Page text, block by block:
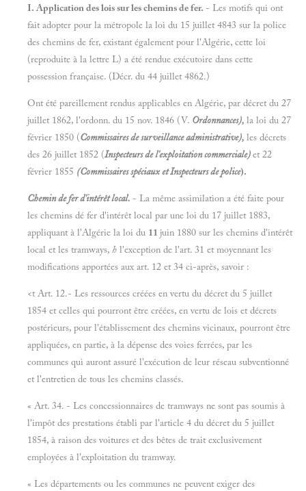
I. Application des lois sur les chemins de fer. - Les motifs qui ont
fait adopter pour la métropole la loi du 15 juillet 4843 sur la police
des chemins de fer, existant également pour l'Algérie, cette loi
(reproduite à la lettre L) a été rendue exécutoire dans cette
possession française. (Décr. du 44 juillet 4862.)
Ont été pareillement rendus applicables en Algérie, par décret du 27
juillet 1862, l'ordonn. du 15 nov. 1846 (V. Ordonnances), la loi du 27
février 1850 (Commissaires de surveillance administrative), les décrets
des 26 juillet 1852 (Inspecteurs de l'exploitation commerciale)et 22
février 1855 (Commissaires spéciaux et Inspecteurs de police).
Chemin de fer d'intérêt local. - La même assimilation a été faite pour
les chemins dé fer d'intérêt local par une loi du 17 juillet 1883,
appliquant à l'Algérie la loi du 11 juin 1880 sur les chemins d'intérêt
local et les tramways, h l'exception de l'art. 31 et moyennant les
modifications apportées aux art. 12 et 34 ci-après, savoir :
<t Art. 12.- Les ressources créées en vertu du décret du 5 juillet
1854 et celles qui pourront être créées, en vertu de lois et décrets
postérieurs, pour l'établissement des chemins vicinaux, pourront être
appliquées, en partie, à la dépense des voies ferrées, par les
communes qui auront assuré l'exécution de leur réseau subventionné
et l'entretien de tous les chemins classés.
« Art. 34. - Les concessionnaires de tramways ne sont pas soumis à
l'impôt des prestations établi par l'article 4 du décret du 5 juillet
1854, à raison des voitures et des bêtes de trait exclusivement
employées à l'exploitation du tramway.
« Les départements ou les communes ne peuvent exiger des